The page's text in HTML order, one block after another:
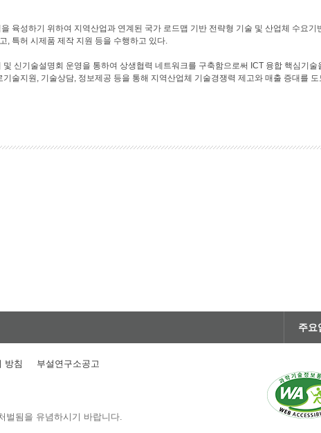
육성하기 위하여 지역산업과 연계된 국가 로드맵 기반 전략형 기술 및 산업체 수요기
, 특허 시제품 제작 지원 등을 수행하고 있다.
및 신기술설명회 운영을 통하여 상생협력 네트워크를 구축함으로써 ICT 융합 핵심기
기술지원, 기술상담, 정보제공 등을 통해 지역산업체 기술경쟁력 제고와 매출 증대를
주요
방침 부설연구소공고
벌됨을 유념하시기 바랍니다.